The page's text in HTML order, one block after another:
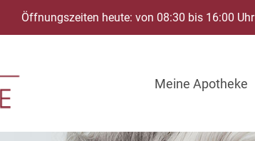
Öffnungszeiten heute: von 08:30 bis 16:00 Uhr
Meine Apotheke